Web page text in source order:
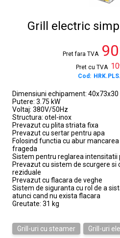
Grill electric
Pret fara TVA
Pret cu TVA
Cod:
Dimensiuni echipament: 40x73x30
Putere: 3.75 kW
Voltaj: 380V/50Hz
Structura: otel-inox
Prevazut cu plita striata fixa
Prevazut cu sertar pentru apa
Folosind functia cu abur
frageda
Sistem pentru reglarea intensitatii
Prevazut cu sistem de scurgere si
reziduale
Prevazut cu flacara de veghe
Sistem de siguranta cu rol de a
atunci cand nu exista flacara
Greutate: 31 kg
Grill-uri cu steamer Grill-uri